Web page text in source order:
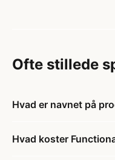
Ofte stillede
Hvad er navnet på
Hvad koster